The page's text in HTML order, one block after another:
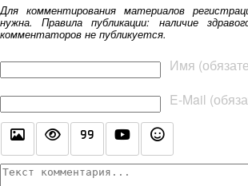
Для комментирования материалов
нужна. Правила публикации: наличие
комментаторов не публикуется.
Имя
E-Mail
Текст комментария